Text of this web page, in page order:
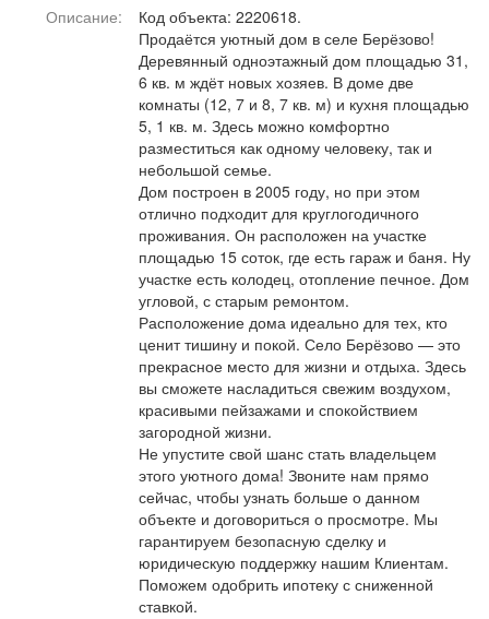
Поздравления Погода
Я - пенсионер
Описание:
Код объекта: 2220618.
Продаётся уютный дом в селе Берёзово!
Деревянный одноэтажный дом площадью 31,
6 кв. м ждёт новых хозяев. В доме две
комнаты (12, 7 и 8, 7 кв. м) и кухня площадью
5, 1 кв. м. Здесь можно комфортно
разместиться как одному человеку, так и
небольшой семье.
Дом построен в 2005 году, но при этом
отлично подходит для круглогодичного
проживания. Он расположен на участке
площадью 15 соток, где есть гараж и баня. Ну
участке есть колодец, отопление печное. Дом
угловой, с старым ремонтом.
Расположение дома идеально для тех, кто
ценит тишину и покой. Село Берёзово — это
прекрасное место для жизни и отдыха. Здесь
вы сможете насладиться свежим воздухом,
красивыми пейзажами и спокойствием
загородной жизни.
Не упустите свой шанс стать владельцем
этого уютного дома! Звоните нам прямо
сейчас, чтобы узнать больше о данном
объекте и договориться о просмотре. Мы
гарантируем безопасную сделку и
юридическую поддержку нашим Клиентам.
Поможем одобрить ипотеку с сниженной
ставкой.